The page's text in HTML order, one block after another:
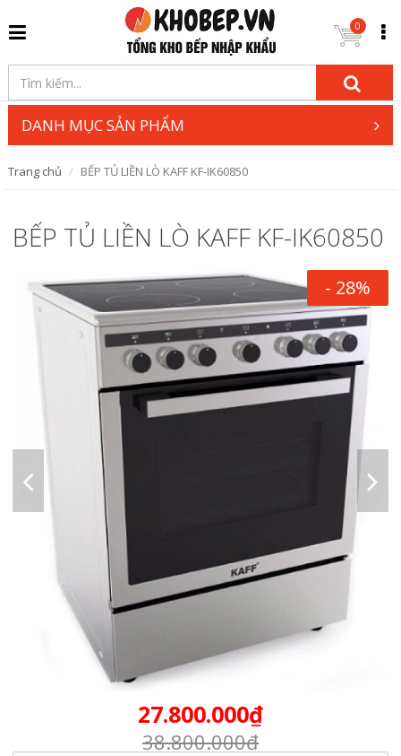
0
DANH MỤC SẢN PHẨM
Trang chủ BẾP TỦ LIỀN LÒ KAFF KF-IK60850
BẾP TỦ LIỀN LÒ KAFF KF-IK60850
- 28%
27.800.000₫
38.800.000₫